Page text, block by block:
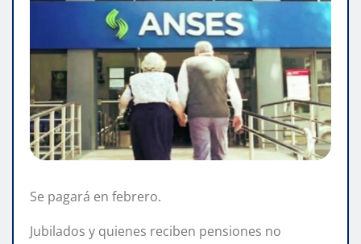
Se pagará en febrero.
Jubilados y quienes reciben pensiones no